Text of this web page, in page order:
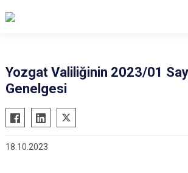
Yozgat Valiliğinin 2023/01
Genelgesi
18.10.2023